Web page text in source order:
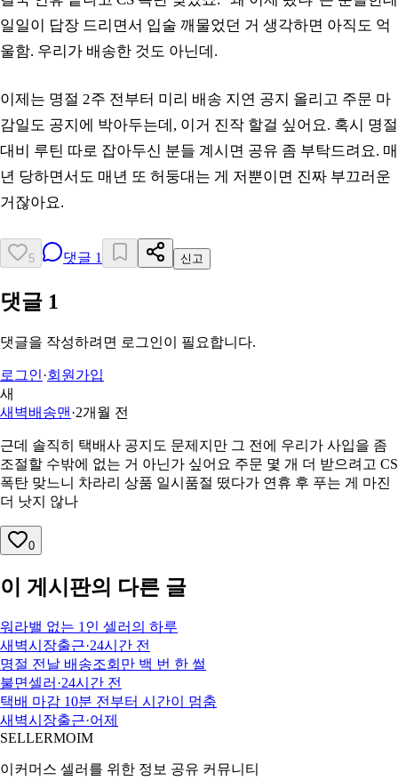
일일이 답장 드리면서 입술 깨물었던 거 생각하면 아직도 억
울함. 우리가 배송한 것도 아닌데.
이제는 명절 2주 전부터 미리 배송 지연 공지 올리고 주문 마
감일도 공지에 박아두는데, 이거 진작 할걸 싶어요. 혹시 명절
대비 루틴 따로 잡아두신 분들 계시면 공유 좀 부탁드려요. 매
년 당하면서도 매년 또 허둥대는 게 저뿐이면 진짜 부끄러운
거잖아요.
5 댓글 1 신고
댓글 1
댓글을 작성하려면 로그인이 필요합니다.
로그인·회원가입
새
새벽배송맨 ·2개월 전
근데 솔직히 택배사 공지도 문제지만 그 전에 우리가 사입을 좀
조절할 수밖에 없는 거 아닌가 싶어요 주문 몇 개 더 받으려고 CS
폭탄 맞느니 차라리 상품 일시품절 떴다가 연휴 후 푸는 게 마진
더 낫지 않나
0
이 게시판의 다른 글
워라밸 없는 1인 셀러의 하루
새벽시장출근·24시간 전
명절 전날 배송조회만 백 번 한 썰
불면셀러 ·24시간 전
택배 마감 10분 전부터 시간이 멈춤
새벽시장출근·어제
SELLERMOIM
이커머스 셀러를 위한 정보 공유 커뮤니티